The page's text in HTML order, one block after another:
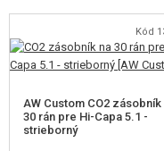
Kód
AW Custom CO2 zásobník
30 rán pre Hi-Capa 5.1 -
strieborný